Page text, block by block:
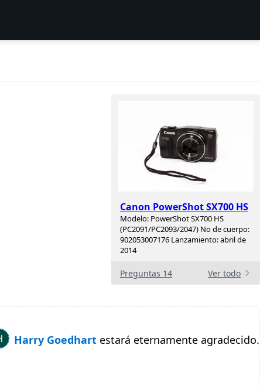
Canon PowerShot SX700 HS
Modelo: PowerShot SX700 HS
(PC2091/PC2093/2047) No de cuerpo:
902053007176 Lanzamiento: abril de
2014
Preguntas 14 Ver todo
Harry Goedhart estará eternamente agradecido.